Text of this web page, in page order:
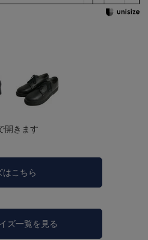
開きます
はこちら
ズ一覧を見る